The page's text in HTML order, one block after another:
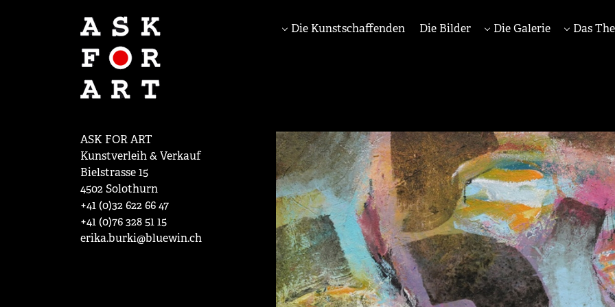
Die Kunstschaffenden Die Bilder Die Galerie Das
ASK FOR ART
Kunstverleih & Verkauf
Bielstrasse 15
4502 Solothurn
+41 (0)32 622 66 47
+41 (0)76 328 51 15
erika.burki@bluewin.ch